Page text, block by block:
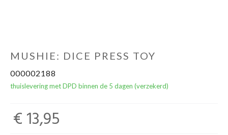
MUSHIE: DICE PRESS TOY
000002188
thuislevering met DPD binnen de 5 dagen (verzekerd)
€ 13,95